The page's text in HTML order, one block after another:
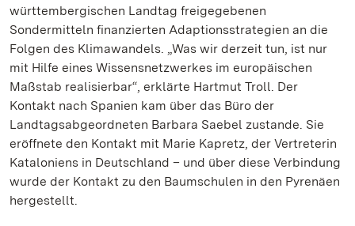
württembergischen Landtag freigegebenen
Sondermitteln finanzierten Adaptionsstrategien an die
Folgen des Klimawandels. „Was wir derzeit tun, ist nur
mit Hilfe eines Wissensnetzwerkes im europäischen
Maßstab realisierbar“, erklärte Hartmut Troll. Der
Kontakt nach Spanien kam über das Büro der
Landtagsabgeordneten Barbara Saebel zustande. Sie
eröffnete den Kontakt mit Marie Kapretz, der Vertreterin
Kataloniens in Deutschland – und über diese Verbindung
wurde der Kontakt zu den Baumschulen in den Pyrenäen
hergestellt.